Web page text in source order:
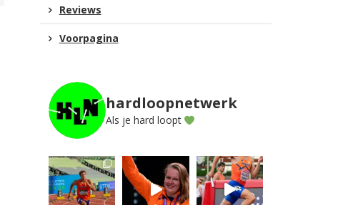
Reviews
Voorpagina
hardloopnetwerk
Als je hard loopt